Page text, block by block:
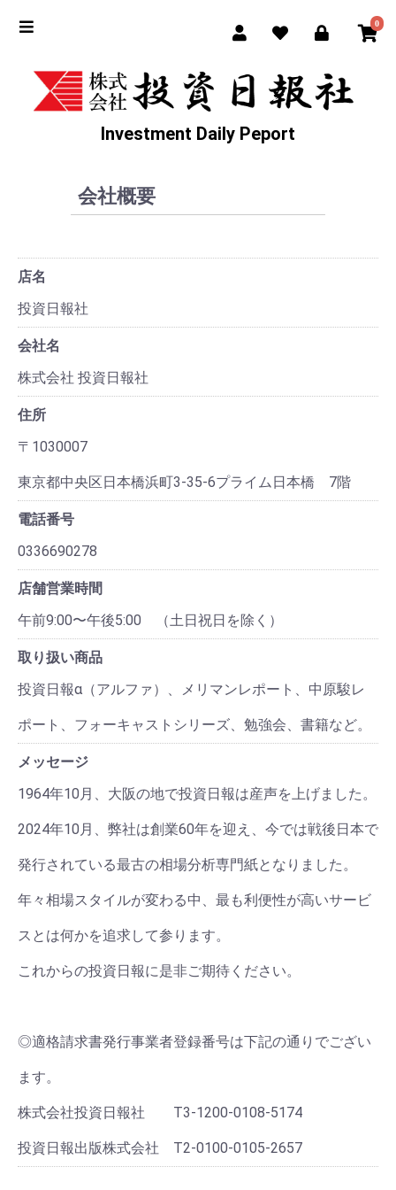
0
Investment Daily Peport
会社概要
店名
投資日報社
会社名
株式会社 投資日報社
住所
〒1030007
東京都中央区日本橋浜町3-35-6プライム日本橋 7階
電話番号
0336690278
店舗営業時間
午前9:00〜午後5:00 （土日祝日を除く）
取り扱い商品
投資日報α（アルファ）、メリマンレポート、中原駿レ
ポート、フォーキャストシリーズ、勉強会、書籍など。
メッセージ
1964年10月、大阪の地で投資日報は産声を上げました。
2024年10月、弊社は創業60年を迎え、今では戦後日本で
発行されている最古の相場分析専門紙となりました。
年々相場スタイルが変わる中、最も利便性が高いサービ
スとは何かを追求して参ります。
これからの投資日報に是非ご期待ください。
◎適格請求書発行事業者登録番号は下記の通りでござい
ます。
株式会社投資日報社 T3-1200-0108-5174
投資日報出版株式会社 T2-0100-0105-2657